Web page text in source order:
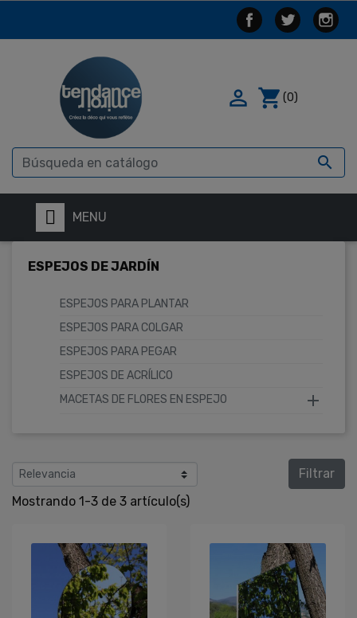

 shopping_cart (0)
MENU
ESPEJOS DE JARDÍN
ESPEJOS PARA PLANTAR
ESPEJOS PARA COLGAR
ESPEJOS PARA PEGAR
ESPEJOS DE ACRÍLICO
MACETAS DE FLORES EN ESPEJO

Filtrar
Mostrando 1-3 de 3 artículo(s)